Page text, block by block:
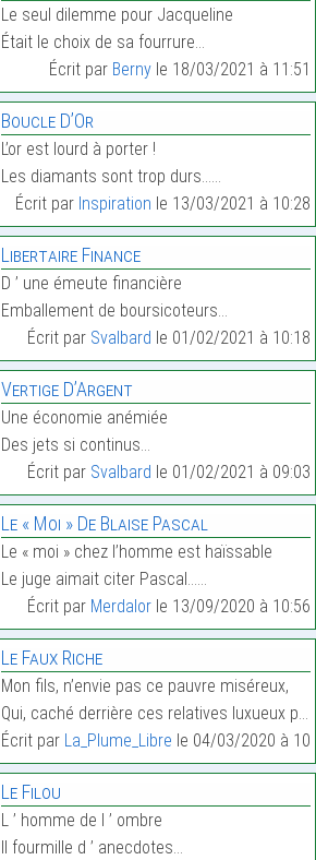
Le seul dilemme pour Jacqueline
Était le choix de sa fourrure…
Écrit par Bernyle 18/03/2021 à 11:51
Boucle D’Or
L’or est lourd à porter !
Les diamants sont trop durs……
Écrit par Inspiration le 13/03/2021 à 10:28
Libertaire Finance
D ’ une émeute financière
Emballement de boursicoteurs…
Écrit par Svalbard le 01/02/2021 à 10:18
Vertige D’Argent
Une économie anémiée
Des jets si continus…
Écrit par Svalbard le 01/02/2021 à 09:03
Le « Moi » De Blaise Pascal
Le « moi » chez l’homme est haïssable
Le juge aimait citer Pascal……
Écrit par Merdalorle 13/09/2020 à 10:56
Le Faux Riche
Mon fils, n’envie pas ce pauvre miséreux,
Qui, caché derrière ces relatives luxueux passifs …
Écrit par La_Plume_Libre le 04/03/2020 à
Le Filou
L ’ homme de l ’ ombre
Il fourmille d ’ anecdotes…